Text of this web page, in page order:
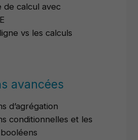
de calcul avec
vs les calculs
avancées
d’agrégation
conditionnelles et les